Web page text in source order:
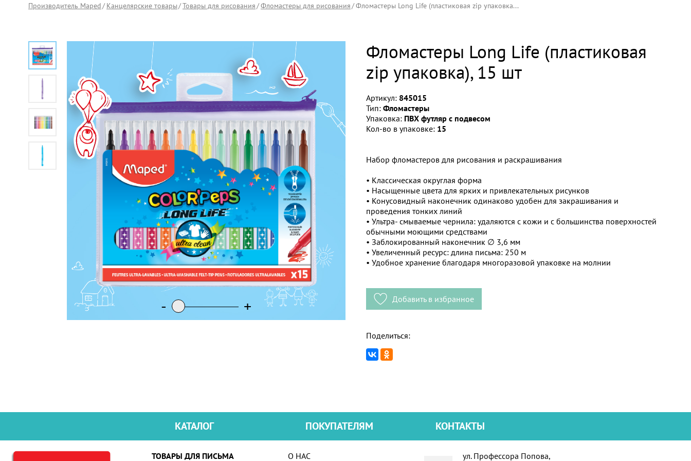
Производитель Maped Канцелярские товары Товары для рисования Фломастеры для рисования Фломастеры Long Life (пластиковая zip упаковка...
Фломастеры Long Life (пластиковая
zip упаковка), 15 шт
- +
- +
- +
- +
Артикул: 845015
Тип: Фломастеры
Упаковка: ПВХ футляр с подвесом
Кол-во в упаковке: 15
Набор фломастеров для рисования и раскрашивания
• Классическая округлая форма
• Насыщенные цвета для ярких и привлекательных рисунков
• Конусовидный наконечник одинаково удобен для закрашивания и
проведения тонких линий
• Ультра- смываемые чернила: удаляются с кожи и с большинства поверхностей
обычными моющими средствами
• Заблокированный наконечник ∅ 3,6 мм
• Увеличенный ресурс: длина письма: 250 м
• Удобное хранение благодаря многоразовой упаковке на молнии
Добавить в избранное
Поделиться:
КАТАЛОГ ПОКУПАТЕЛЯМ КОНТАКТЫ
ТОВАРЫ ДЛЯ ПИСЬМА О НАС
ул. Профессора Попова,